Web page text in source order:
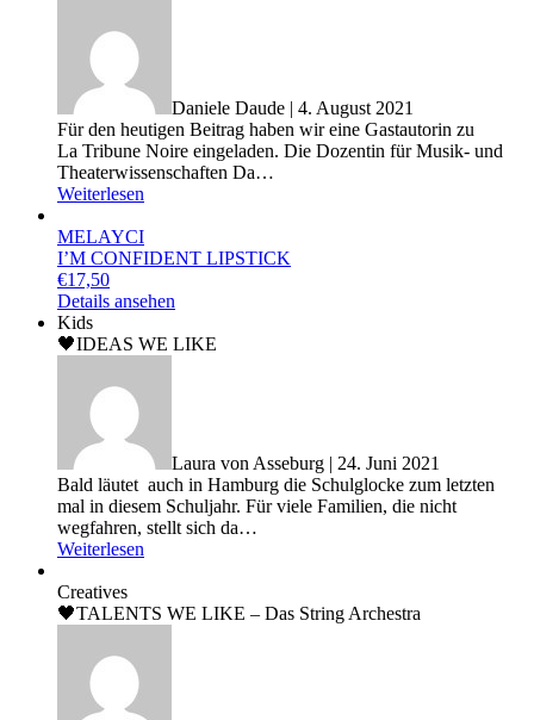
Daniele Daude | 4. August 2021
Für den heutigen Beitrag haben wir eine Gastautorin zu
La Tribune Noire eingeladen. Die Dozentin für Musik- und
Theaterwissenschaften Da…
Weiterlesen
MELAYCI
I’M CONFIDENT LIPSTICK
€17,50
Details ansehen
Kids
🖤IDEAS WE LIKE
Laura von Asseburg | 24. Juni 2021
Bald läutet auch in Hamburg die Schulglocke zum letzten
mal in diesem Schuljahr. Für viele Familien, die nicht
wegfahren, stellt sich da…
Weiterlesen
Creatives
🖤TALENTS WE LIKE – Das String Archestra